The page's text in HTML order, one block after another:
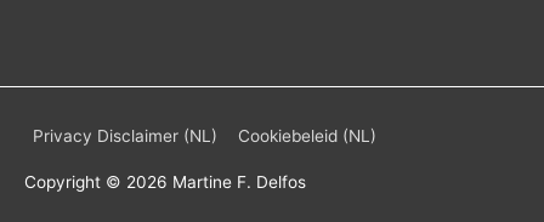
Privacy Disclaimer (NL) Cookiebeleid (NL)
Copyright © 2026 Martine F. Delfos